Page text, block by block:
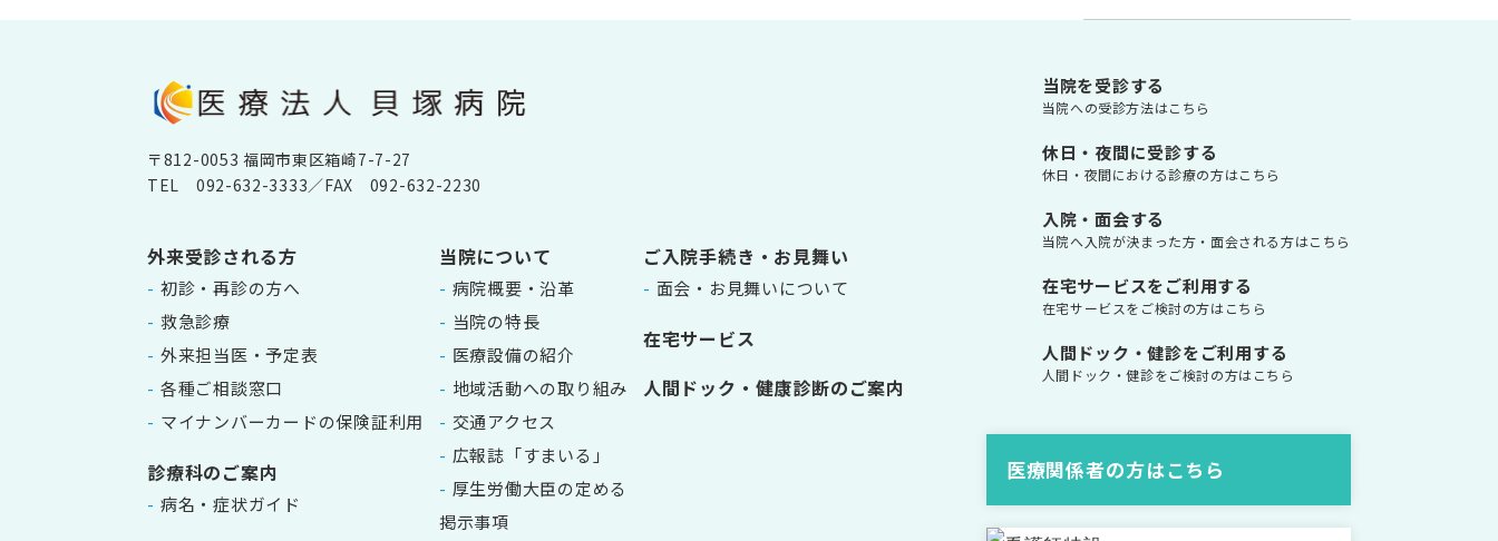
〒812-0053 福岡市東区箱崎7-7-27
TEL 092-632-3333／FAX 092-632-2230
外来受診される方
初診・再診の方へ
救急診療
外来担当医・予定表
各種ご相談窓口
マイナンバーカードの保険証利用
診療科のご案内
病名・症状ガイド
当院について
病院概要・沿革
当院の特長
医療設備の紹介
地域活動への取り組み
交通アクセス
広報誌「すまいる」
厚生労働大臣の定める
掲示事項
ご入院手続き・お見舞い
面会・お見舞いについて
在宅サービス
人間ドック・健康診断のご案内
当院を受診する
当院への受診方法はこちら
休日・夜間に受診する
休日・夜間における診療の方はこちら
入院・面会する
当院へ入院が決まった方・面会される方はこちら
在宅サービスをご利用する
在宅サービスをご検討の方はこちら
人間ドック・健診をご利用する
人間ドック・健診をご検討の方はこちら
医療関係者の方はこちら